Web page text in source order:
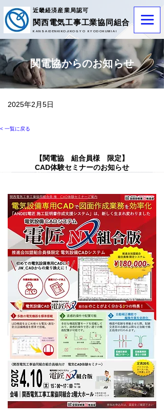
KANSAIDENKIKOJIKOGYO KYODOKUMIAI
近畿経済産業局認可
​関西電気工事工業協同組合
関電協からのお知らせ
2025年2月5日
< 一覧に戻る
【関電協 組合員様 限定】
CAD体験セミナーのお知らせ